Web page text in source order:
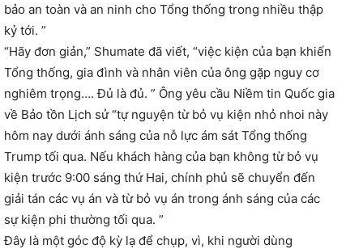
bảo an toàn và an ninh cho Tổng thống trong nhiều thập
kỷ tới. ”
“Hãy đơn giản,” Shumate đã viết, “việc kiện của bạn khiến
Tổng thống, gia đình và nhân viên của ông gặp nguy cơ
nghiêm trọng…. Đủ là đủ. ” Ông yêu cầu Niềm tin Quốc gia
về Bảo tồn Lịch sử “tự nguyện từ bỏ vụ kiện nhỏ nhoi này
hôm nay dưới ánh sáng của nỗ lực ám sát Tổng thống
Trump tối qua. Nếu khách hàng của bạn không từ bỏ vụ
kiện trước 9:00 sáng thứ Hai, chính phủ sẽ chuyển đến
giải tán các vụ án và từ bỏ vụ án trong ánh sáng của các
sự kiện phi thường tối qua. ”
Đây là một góc độ kỳ lạ để chụp, vì, khi người dùng